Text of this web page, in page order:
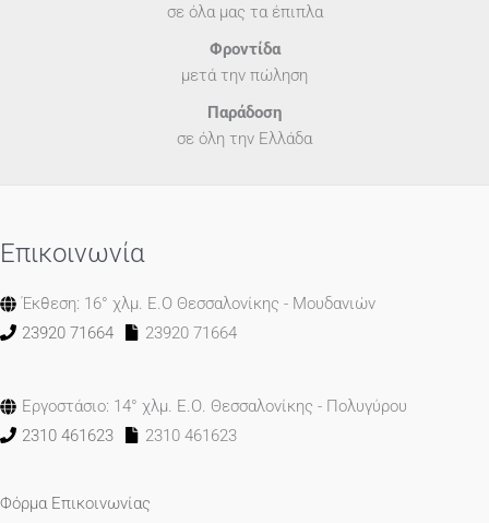
σε όλα μας τα έπιπλα
Φροντίδα
μετά την πώληση
Παράδοση
σε όλη την Ελλάδα
Επικοινωνία
Έκθεση: 16° χλμ. Ε.Ο Θεσσαλονίκης - Μουδανιών
23920 71664
23920 71664
Εργοστάσιο: 14° χλμ. Ε.Ο. Θεσσαλονίκης - Πολυγύρου
2310 461623
2310 461623
Φόρμα Επικοινωνίας